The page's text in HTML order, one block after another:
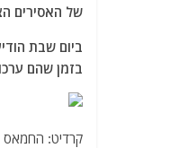
של האסירים
בזמן שהם
קרדיט: החמאס